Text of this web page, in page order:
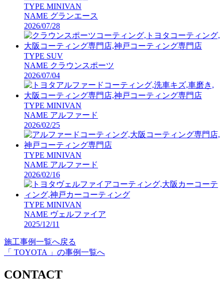
TYPE MINIVAN
NAME グランエース
2026/07/28
TYPE SUV
NAME クラウンスポーツ
2026/07/04
TYPE MINIVAN
NAME アルファード
2026/02/25
TYPE MINIVAN
NAME アルファード
2026/02/16
TYPE MINIVAN
NAME ヴェルファイア
2025/12/11
施工事例一覧へ戻る
「 TOYOTA 」の事例一覧へ
CONTACT